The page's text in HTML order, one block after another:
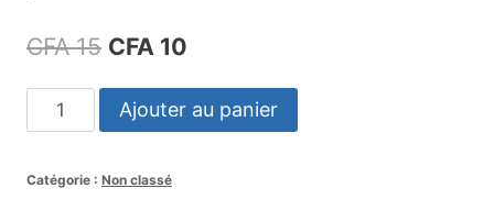
CFA15 Le
prix
initial
CFA 15.
CFA 10
prix
actuel
quantité
de
Ajouter au panier
Catégorie : Non classé